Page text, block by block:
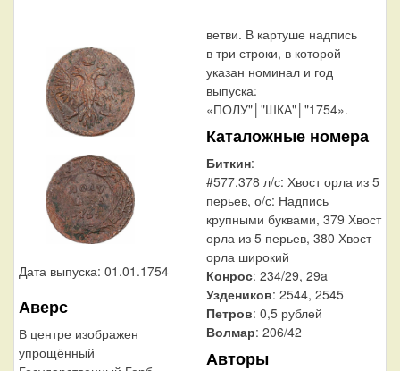
Дата выпуска: 01.01.1754
Аверс
В центре изображен
упрощённый
ветви. В картуше надпись
в три строки, в которой
указан номинал и год
выпуска:
«ПОЛУ"│"ШКА"│"1754».
Каталожные номера
Биткин:
#577.378 л/с: Хвост орла из 5
перьев, о/с: Надпись
крупными буквами, 379 Хвост
орла из 5 перьев, 380 Хвост
орла широкий
Конрос: 234/29, 29a
Уздеников: 2544, 2545
Петров: 0,5 рублей
Волмар: 206/42
Авторы